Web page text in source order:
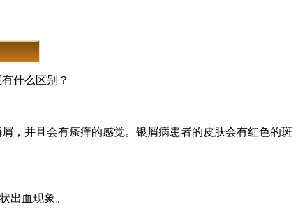
什么区别？
，并且会有瘙痒的感觉。银屑病患者的皮肤会有红色的斑
出血现象。